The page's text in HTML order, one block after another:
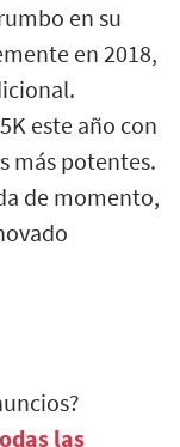
en su
en 2018,
este año con
más potentes.
de momento,
las